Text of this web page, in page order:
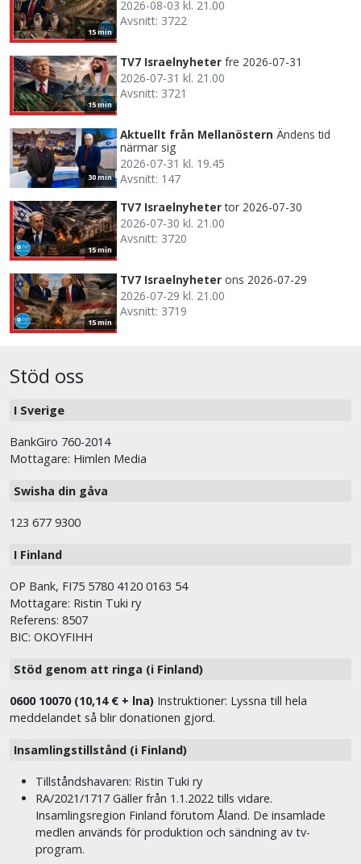
15 min
2026-08-03 kl. 21.00
Avsnitt: 3722
15 min
TV7 Israelnyheter fre 2026-07-31
2026-07-31 kl. 21.00
Avsnitt: 3721
30 min
Aktuellt från Mellanöstern Ändens tid
närmar sig
2026-07-31 kl. 19.45
Avsnitt: 147
15 min
TV7 Israelnyheter tor 2026-07-30
2026-07-30 kl. 21.00
Avsnitt: 3720
15 min
TV7 Israelnyheter ons 2026-07-29
2026-07-29 kl. 21.00
Avsnitt: 3719
Stöd oss
I Sverige
BankGiro 760-2014
Mottagare: Himlen Media
Swisha din gåva
123 677 9300
I Finland
OP Bank, FI75 5780 4120 0163 54
Mottagare: Ristin Tuki ry
Referens: 8507
BIC: OKOYFIHH
Stöd genom att ringa (i Finland)
0600 10070 (10,14 € + lna) Instruktioner: Lyssna till hela
meddelandet så blir donationen gjord.
Insamlingstillstånd (i Finland)
Tillståndshavaren: Ristin Tuki ry
RA/2021/1717 Gäller från 1.1.2022 tills vidare.
Insamlingsregion Finland förutom Åland. De insamlade
medlen används för produktion och sändning av tv-
program.